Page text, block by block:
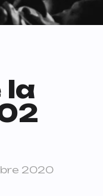
la
2020